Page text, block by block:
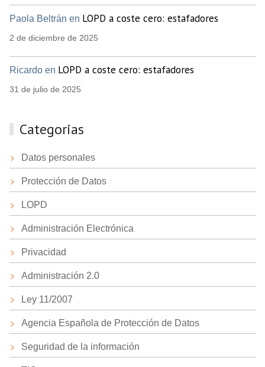
Paola Beltrán en LOPD a coste cero: estafadores
2 de diciembre de 2025
Ricardo en LOPD a coste cero: estafadores
31 de julio de 2025
Categorias
Datos personales
Protección de Datos
LOPD
Administración Electrónica
Privacidad
Administración 2.0
Ley 11/2007
Agencia Española de Protección de Datos
Seguridad de la información